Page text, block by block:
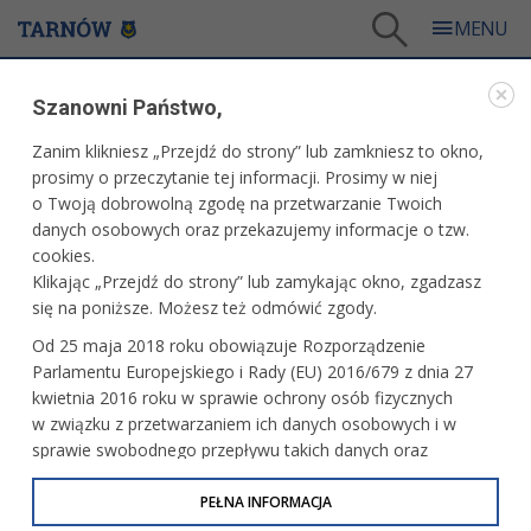
Puchar Tarnowa w koszykówce o Puchar Prezydenta Tarnowa
WARTO ZOBACZYĆ
PUCHAR TARNOWA W KOSZYKÓWCE O PUCHAR
PREZYDENTA TARNOWA
14.12.2022, 12:00 fot. Paweł Topolski
PRZECZYTAJ O WYDARZENIU
Szanowni Państwo,
Zanim klikniesz „Przejdź do strony” lub zamkniesz to okno,
prosimy o przeczytanie tej informacji. Prosimy w niej
o Twoją dobrowolną zgodę na przetwarzanie Twoich
danych osobowych oraz przekazujemy informacje o tzw.
cookies.
Klikając „Przejdź do strony” lub zamykając okno, zgadzasz
się na poniższe. Możesz też odmówić zgody.
Od 25 maja 2018 roku obowiązuje Rozporządzenie
Parlamentu Europejskiego i Rady (EU) 2016/679 z dnia 27
kwietnia 2016 roku w sprawie ochrony osób fizycznych
w związku z przetwarzaniem ich danych osobowych i w
sprawie swobodnego przepływu takich danych oraz
uchylenia dyrektywy 95/46/WE (określane jako RODO, GDPR
lub Ogólne Rozporządzenie o Ochronie Danych
PEŁNA INFORMACJA